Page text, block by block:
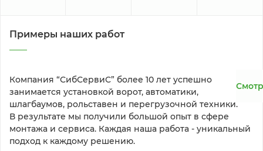
Примеры наших работ
Компания “СибСервиС” более 10 лет успешно
занимается установкой ворот, автоматики,
шлагбаумов, рольставен и перегрузочной техники.
В результате мы получили большой опыт в сфере
монтажа и сервиса. Каждая наша работа - уникальный
подход к каждому решению.